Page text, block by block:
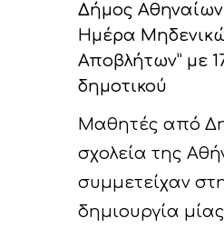
Δήμος
Ημέρα
Αποβλήτων” με
δημοτικού
Μαθητές από
σχολεία της
συμμετείχαν
δημιουργία